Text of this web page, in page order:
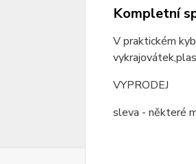
Kompletní
V praktickém
VYPRODEJ
sleva - některé